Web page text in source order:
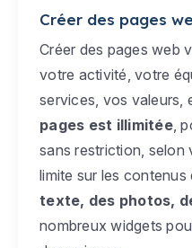
Créer des pages
Créer des pages web
votre activité, votre
services, vos valeurs,
pages est illimitée,
sans restriction, selon
limite sur les
texte, des photos,
nombreux widgets